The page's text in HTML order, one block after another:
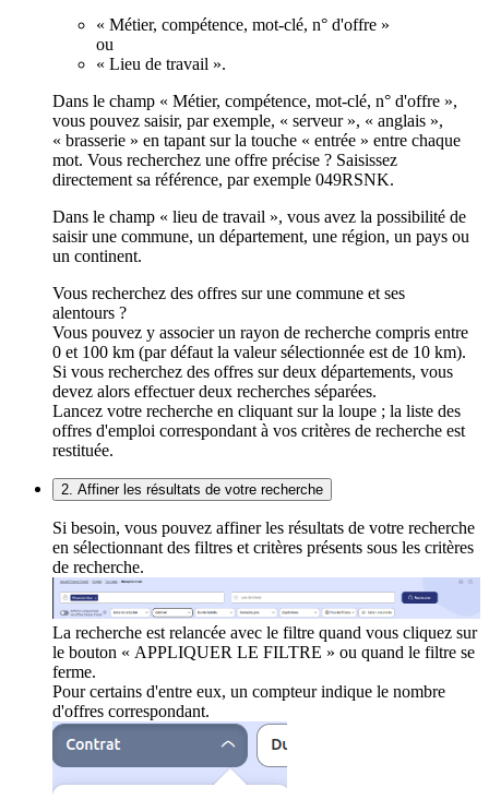
« Métier, compétence, mot-clé, n° d'offre »
ou
« Lieu de travail ».
Dans le champ « Métier, compétence, mot-clé, n° d'offre »,
vous pouvez saisir, par exemple, « serveur », « anglais »,
« brasserie » en tapant sur la touche « entrée » entre chaque
mot. Vous recherchez une offre précise ? Saisissez
directement sa référence, par exemple 049RSNK.
Dans le champ « lieu de travail », vous avez la possibilité de
saisir une commune, un département, une région, un pays ou
un continent.
Vous recherchez des offres sur une commune et ses
alentours ?
Vous pouvez y associer un rayon de recherche compris entre
0 et 100 km (par défaut la valeur sélectionnée est de 10 km).
Si vous recherchez des offres sur deux départements, vous
devez alors effectuer deux recherches séparées.
Lancez votre recherche en cliquant sur la loupe ; la liste des
offres d'emploi correspondant à vos critères de recherche est
restituée.
2. Affiner les résultats de votre recherche
Si besoin, vous pouvez affiner les résultats de votre recherche
en sélectionnant des filtres et critères présents sous les critères
de recherche.
La recherche est relancée avec le filtre quand vous cliquez sur
le bouton « APPLIQUER LE FILTRE » ou quand le filtre se
ferme.
Pour certains d'entre eux, un compteur indique le nombre
d'offres correspondant.